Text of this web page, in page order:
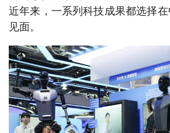
近年来，一系列科技成果都选择
见面。